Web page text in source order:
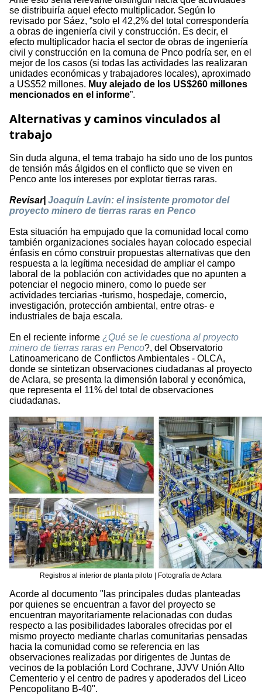
se distribuiría aquel efecto multiplicador. Según lo
revisado por Sáez, “solo el 42,2% del total correspondería
a obras de ingeniería civil y construcción. Es decir, el
efecto multiplicador hacia el sector de obras de ingeniería
civil y construcción en la comuna de Pnco podría ser, en el
mejor de los casos (si todas las actividades las realizaran
unidades económicas y trabajadores locales), aproximado
a US$52 millones. Muy alejado de los US$260 millones
mencionados en el informe”.
Alternativas y caminos vinculados al
trabajo
Sin duda alguna, el tema trabajo ha sido uno de los puntos
de tensión más álgidos en el conflicto que se viven en
Penco ante los intereses por explotar tierras raras.
Revisar| Joaquín Lavín: el insistente promotor del
proyecto minero de tierras raras en Penco
Esta situación ha empujado que la comunidad local como
también organizaciones sociales hayan colocado especial
énfasis en cómo construir propuestas alternativas que den
respuesta a la legítima necesidad de ampliar el campo
laboral de la población con actividades que no apunten a
potenciar el negocio minero, como lo puede ser
actividades terciarias -turismo, hospedaje, comercio,
investigación, protección ambiental, entre otras- e
industriales de baja escala.
En el reciente informe ¿Qué se le cuestiona al proyecto
minero de tierras raras en Penco?, del Observatorio
Latinoamericano de Conflictos Ambientales - OLCA,
donde se sintetizan observaciones ciudadanas al proyecto
de Aclara, se presenta la dimensión laboral y económica,
que representa el 11% del total de observaciones
ciudadanas.
Registros al interior de planta piloto | Fotografía de Aclara
Acorde al documento "las principales dudas planteadas
por quienes se encuentran a favor del proyecto se
encuentran mayoritariamente relacionadas con dudas
respecto a las posibilidades laborales ofrecidas por el
mismo proyecto mediante charlas comunitarias pensadas
hacia la comunidad como se referencia en las
observaciones realizadas por dirigentes de Juntas de
vecinos de la población Lord Cochrane, JJVV Unión Alto
Cementerio y el centro de padres y apoderados del Liceo
Pencopolitano B-40".